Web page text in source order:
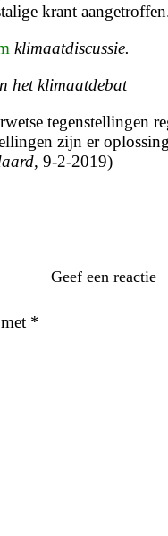
krant
klimaatdiscussie.
het klimaatdebat
tegenstellingen
zijn er
, 9-2-2019)
Geef een reactie
*